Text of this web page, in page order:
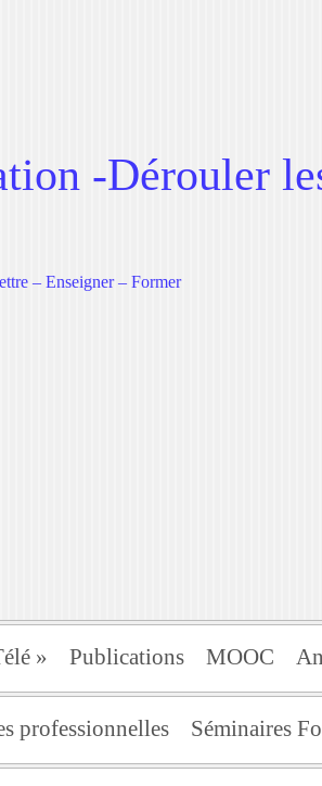
-Dérouler
– Enseigner – Former
» Publications MOOC
professionnelles Séminaires